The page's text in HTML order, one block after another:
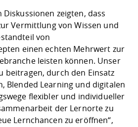
Diskussionen zeigten, dass
Vermittlung von Wissen und
von
einen echten Mehrwert zur
leisten können. Unser
beitragen, durch den Einsatz
Blended Learning und digitalen
flexibler und individueller
der Lernorte zu
Lernchancen zu eröffnen“,